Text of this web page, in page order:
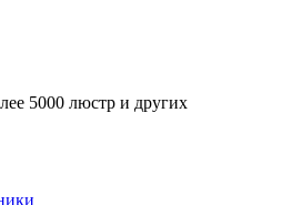
5000 люстр и других